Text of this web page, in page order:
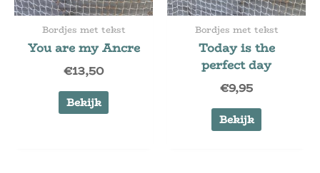
Bordjes met tekst
You are my Ancre
€13,50
Bekijk
Bordjes met tekst
Today is the
perfect day
€9,95
Bekijk